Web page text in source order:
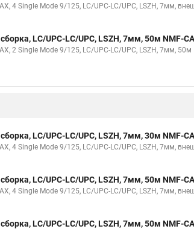
4 Single Mode 9/125, LC/UPC-LC/UPC, LSZH, 7мм,
LC/UPC-LC/UPC, LSZH, 7мм, 50м NMF-
2 Single Mode 9/125, LC/UPC-LC/UPC, LSZH, 7мм, 50м
LC/UPC-LC/UPC, LSZH, 7мм, 30м NMF-
4 Single Mode 9/125, LC/UPC-LC/UPC, LSZH, 7мм,
LC/UPC-LC/UPC, LSZH, 7мм, 50м NMF-
4 Single Mode 9/125, LC/UPC-LC/UPC, LSZH, 7мм,
LC/UPC-LC/UPC, LSZH, 7мм, 50м NMF-